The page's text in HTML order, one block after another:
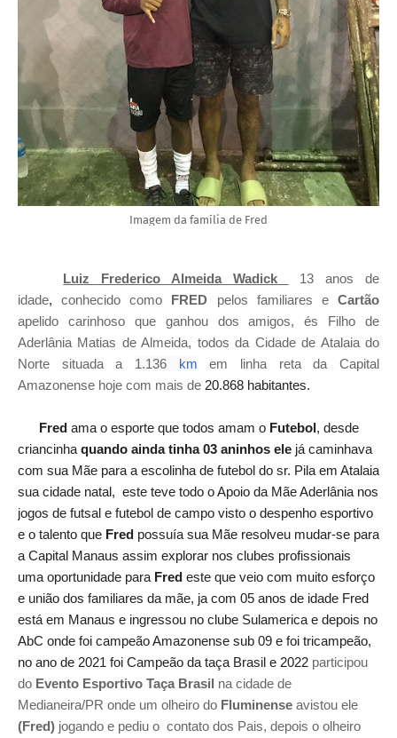
Imagem da família de Fred
Luiz Frederico Almeida Wadick
13 anos de
idade,conhecido como FRED pelos familiares eCartão
apelido carinhoso que ganhou dos amigos, és Filho de
Aderlânia Matias de Almeida, todos da Cidade de Atalaia do
Norte situada a 1.136 km em linha reta da Capital
Amazonense hoje com mais de 20.868 habitantes.
Fred ama o esporte que todos amam o Futebol, desde
criancinha quando ainda tinha 03 aninhos ele já caminhava
com sua Mãe para a escolinha de futebol do sr. Pila em Atalaia
sua cidade natal, este teve todo o Apoio da Mãe Aderlânia nos
jogos de futsal e futebol de campo visto o despenho esportivo
e o talento que Fred possuía sua Mãe resolveu mudar-se para
a Capital Manaus assim explorar nos clubes profissionais
uma oportunidade para Fred este que veio com muito esforço
e união dos familiares da mãe, ja com 05 anos de idade Fred
está em Manaus e ingressou no clube Sulamerica e depois no
AbC onde foi campeão Amazonense sub 09 e foi tricampeão,
no ano de 2021 foi Campeão da taça Brasil e 2022 participou
do Evento Esportivo Taça Brasil na cidade de
Medianeira/PR onde um olheiro do Fluminense avistou ele
(Fred) jogando e pediu o contato dos Pais, depois o olheiro